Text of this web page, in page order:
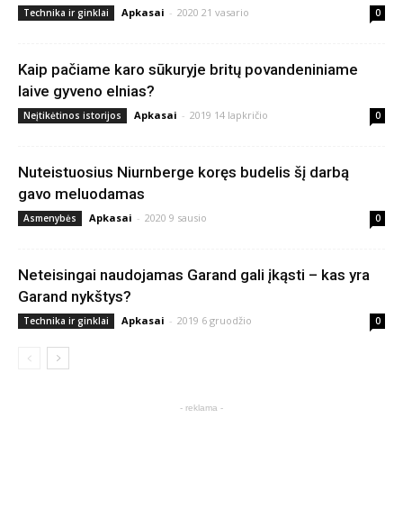
Technika ir ginklai Apkasai - 2020 21 vasario 0
Kaip pačiame karo sūkuryje britų povandeniniame
laive gyveno elnias?
Neįtikėtinos istorijos Apkasai - 2019 14 lapkričio 0
Nuteistuosius Niurnberge koręs budelis šį darbą
gavo meluodamas
Asmenybės Apkasai - 2020 9 sausio 0
Neteisingai naudojamas Garand gali įkąsti – kas yra
Garand nykštys?
Technika ir ginklai Apkasai - 2019 6 gruodžio 0
- reklama -